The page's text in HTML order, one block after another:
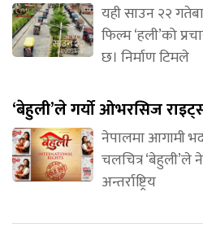
यही साउन २२
फिल्म ‘हली’को
छ। निर्माण टिमले
‘बेहुली’ले गर्यो ओभरसिज
नेपालमा आगामी
चलचित्र ‘बेहुली’ले
अन्तर्राष्ट्रिय